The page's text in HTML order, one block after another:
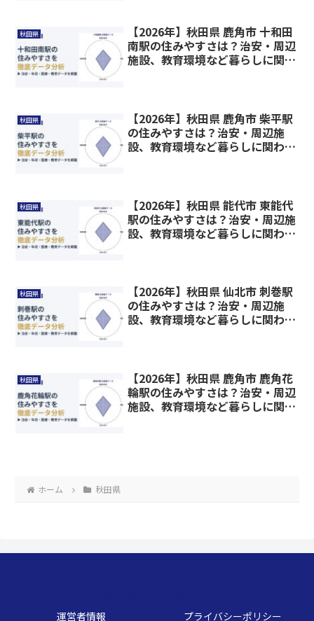
秋田県
【2026年】秋田県 鹿角市 十和田
南駅の住みやすさは？治安・周辺
施設、教育環境など暮らしに関わ
秋田県
【2026年】秋田県 鹿角市 柴平駅
の住みやすさは？治安・周辺施
設、教育環境など暮らしに関わる
秋田県
【2026年】秋田県 能代市 東能代
駅の住みやすさは？治安・周辺施
設、教育環境など暮らしに関わる
秋田県
【2026年】秋田県 仙北市 刺巻駅
の住みやすさは？治安・周辺施
設、教育環境など暮らしに関わる
秋田県
【2026年】秋田県 鹿角市 鹿角花
輪駅の住みやすさは？治安・周辺
施設、教育環境など暮らしに関わ
ホーム 秋田県
運営者情報 プライバシーポリシー